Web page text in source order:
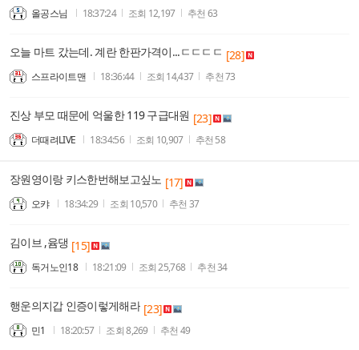
올공스님 18:37:24 조회 12,197 추천 63
오늘 마트 갔는데. 계란 한판가격이...ㄷㄷㄷㄷ [28]
스프라이트맨 18:36:44 조회 14,437 추천73
진상 부모 때문에 억울한 119 구급대원 [23]
더때려LIVE 18:34:56 조회 10,907 추천 58
장원영이랑 키스한번해보고싶노 [17]
오캬 18:34:29 조회 10,570 추천 37
김이브 ,윰댕 [15]
독거노인18 18:21:09 조회25,768 추천34
행운의지갑 인증이렇게해라 [23]
민1 18:20:57 조회8,269 추천 49